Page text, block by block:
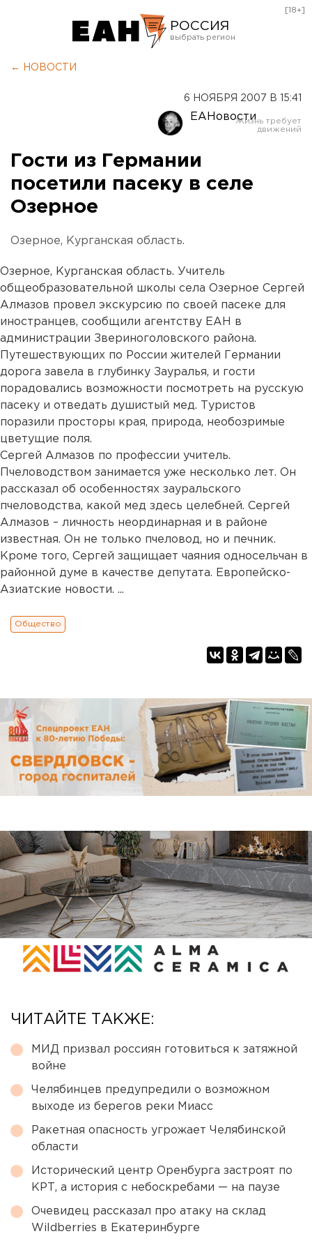
РОССИЯ
Оренбург
[18+]
← НОВОСТИ
6 НОЯБРЯ 2007 В 15:41
ЕАНовости
Гости из Германии
посетили пасеку в селе
Озерное
Озерное, Курганская область.
Озерное, Курганская область. Учитель
общеобразовательной школы села Озерное Сергей
Алмазов провел экскурсию по своей пасеке для
иностранцев, сообщили агентству ЕАН в
администрации Звериноголовского района.
Путешествующих по России жителей Германии
дорога завела в глубинку Зауралья, и гости
порадовались возможности посмотреть на русскую
пасеку и отведать душистый мед. Туристов
поразили просторы края, природа, необозримые
цветущие поля.
Сергей Алмазов по профессии учитель.
Пчеловодством занимается уже несколько лет. Он
рассказал об особенностях зауральского
пчеловодства, какой мед здесь целебней. Сергей
Алмазов – личность неординарная и в районе
известная. Он не только пчеловод, но и печник.
Кроме того, Сергей защищает чаяния односельчан в
районной думе в качестве депутата. Европейско-
Азиатские новости. ...
Общество
ЧИТАЙТЕ ТАКЖЕ:
МИД призвал россиян готовиться к затяжной
войне
Челябинцев предупредили о возможном
выходе из берегов реки Миасс
Ракетная опасность угрожает Челябинской
области
Исторический центр Оренбурга застроят по
КРТ, а история с небоскребами — на паузе
Очевидец рассказал про атаку на склад
Wildberries в Екатеринбурге